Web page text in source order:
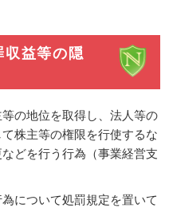
益等の隠
の地位を取得し、法人等の
株主等の権限を行使するな
どを行う行為（事業経営支
について処罰規定を置いて